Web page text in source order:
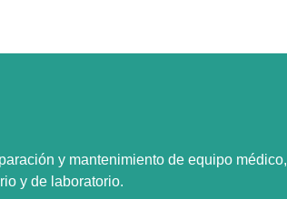
y mantenimiento de equipo médico,
y de laboratorio.